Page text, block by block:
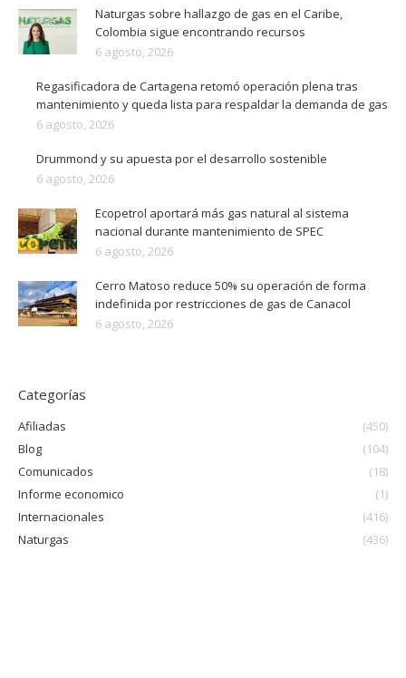
Naturgas sobre hallazgo de gas en el Caribe,
Colombia sigue encontrando recursos
6 agosto, 2026
Regasificadora de Cartagena retomó operación plena tras
mantenimiento y queda lista para respaldar la demanda de gas
6 agosto, 2026
Drummond y su apuesta por el desarrollo sostenible
6 agosto, 2026
Ecopetrol aportará más gas natural al sistema
nacional durante mantenimiento de SPEC
6 agosto, 2026
Cerro Matoso reduce 50% su operación de forma
indefinida por restricciones de gas de Canacol
6 agosto, 2026
Categorías
Afiliadas
(450)
Blog
(104)
Comunicados
(18)
Informe economico
(1)
Internacionales
(416)
Naturgas
(436)